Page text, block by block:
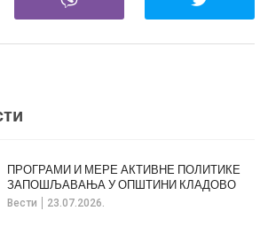
Вести 23.07.2026.
ПРОГРАМИ И МЕРЕ АКТИВНЕ ПОЛИТИКЕ
ЗАПОШЉАВАЊА У ОПШТИНИ КЛАДОВО